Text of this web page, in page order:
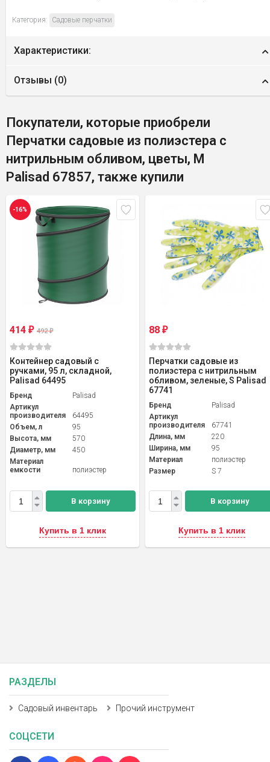
Категория: Садовые перчатки
Характеристики:
Отзывы (0)
Покупатели, которые приобрели
Перчатки садовые из полиэстера с
нитрильным обливом, цветы, М
Palisad 67857, также купили
-16%
414 ₽ 492₽
Контейнер садовый с
ручками, 95 л, складной,
Palisad 64495
Бренд
Palisad
Артикул
производителя
64495
Объем, л
95
Высота, мм
570
Диаметр, мм
450
Материал
емкости
полиэстер
В корзину
Купить в 1 клик
88 ₽
Перчатки садовые из
полиэстера с нитрильным
обливом, зеленые, S Palisad
67741
Бренд
Palisad
Артикул
производителя
67741
Длина, мм
220
Ширина, мм
95
Материал
полиэстер
Размер
S 7
В корзину
Купить в 1 клик
РАЗДЕЛЫ
Садовый инвентарь Прочий инструмент
СОЦСЕТИ